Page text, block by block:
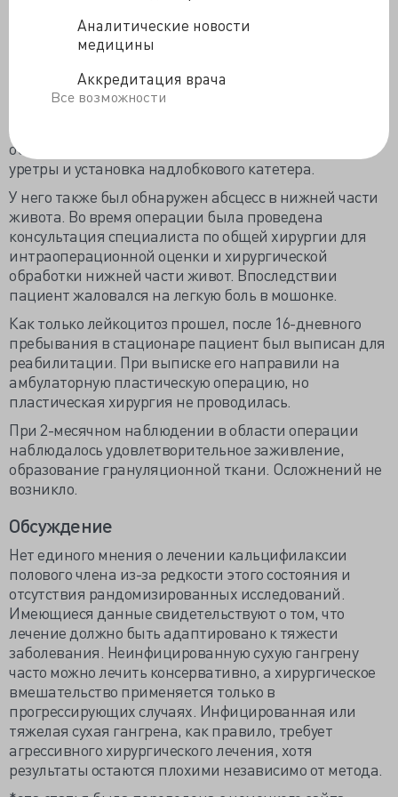
Аналитические новости
медицины
Аккредитация врача
Все возможности
гангренозный некроз дистального отдела полового
члена, воспаление, образование очаговых абсцессов,
карциномы отсутствуют.
Неделю спустя пациенту потребовалась повторная
области. В это время ему было проведено закрытие
уретры и установка надлобкового катетера.
У него также был обнаружен абсцесс в нижней части
живота. Во время операции была проведена
консультация специалиста по общей хирургии для
интраоперационной оценки и хирургической
обработки нижней части живот. Впоследствии
пациент жаловался на легкую боль в мошонке.
Как только лейкоцитоз прошел, после 16-дневного
пребывания в стационаре пациент был выписан для
реабилитации. При выписке его направили на
амбулаторную пластическую операцию, но
пластическая хирургия не проводилась.
При 2-месячном наблюдении в области операции
наблюдалось удовлетворительное заживление,
образование грануляционной ткани. Осложнений не
возникло.
Обсуждение
Нет единого мнения о лечении кальцифилаксии
полового члена из-за редкости этого состояния и
отсутствия рандомизированных исследований.
Имеющиеся данные свидетельствуют о том, что
лечение должно быть адаптировано к тяжести
заболевания. Неинфицированную сухую гангрену
часто можно лечить консервативно, а хирургическое
вмешательство применяется только в
прогрессирующих случаях. Инфицированная или
тяжелая сухая гангрена, как правило, требует
агрессивного хирургического лечения, хотя
результаты остаются плохими независимо от метода.